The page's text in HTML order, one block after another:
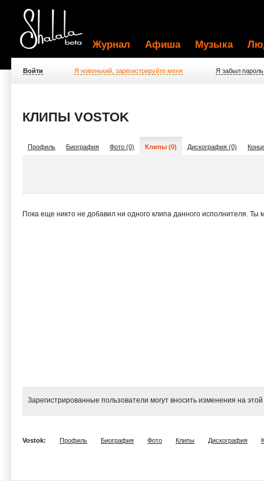
Журнал Афиша Музыка
Войти Я новенький, зарегистрируйте меня Я забыл пароль
КЛИПЫ VOSTOK
Профиль Биография Фото (0) Клипы (0) Дискография (0)
Пока еще никто не добавил ни одного клипа данного исполнителя.
Зарегистрированные пользователи могут вносить изменения на
Vostok: Профиль Биография Фото Клипы Дискография